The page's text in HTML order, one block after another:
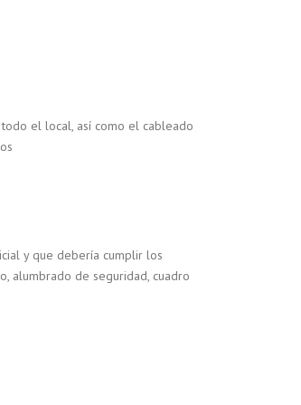
el local, así como el cableado
y que debería cumplir los
alumbrado de seguridad, cuadro